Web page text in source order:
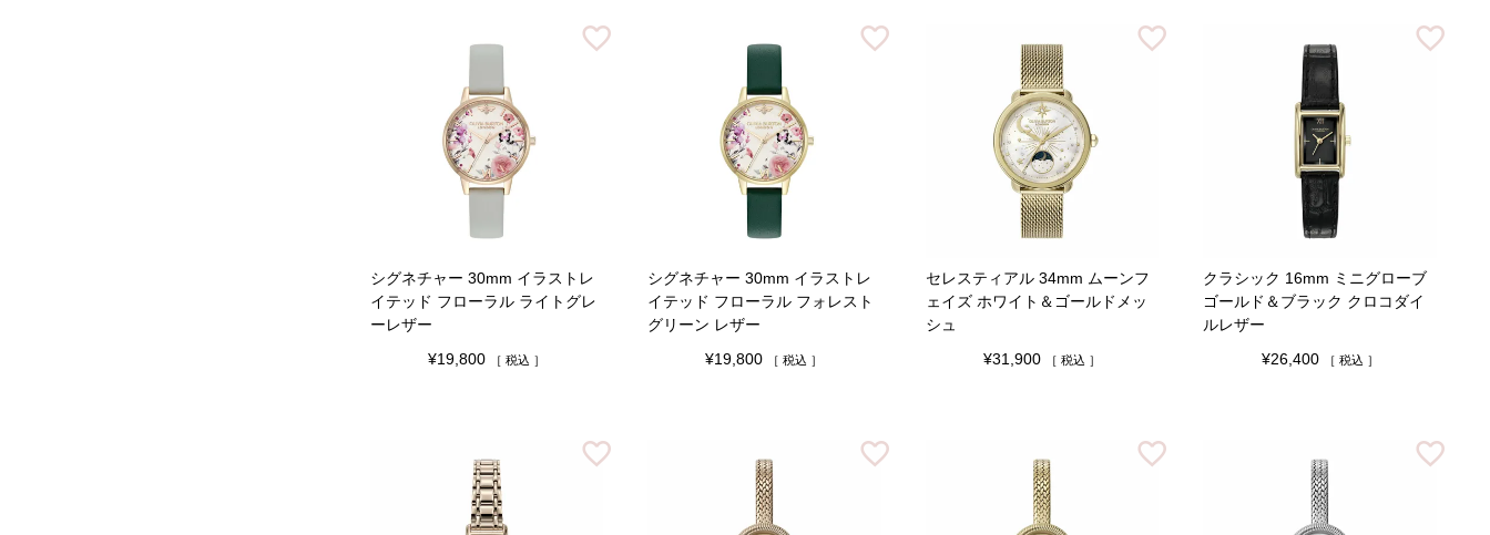
シグネチャー 30mm イラストレ
イテッド フローラル ライトグレ
ーレザー
¥19,800 税込
シグネチャー 30mm イラストレ
イテッド フローラル フォレスト
グリーン レザー
¥19,800 税込
セレスティアル 34mm ムーンフ
ェイズ ホワイト＆ゴールドメッ
シュ
¥31,900 税込
クラシック 16mm ミニグローブ
ゴールド＆ブラック クロコダイ
ルレザー
¥26,400 税込